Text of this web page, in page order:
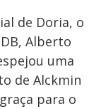
de Doria, o
Alberto
uma
de Alckmin
para o